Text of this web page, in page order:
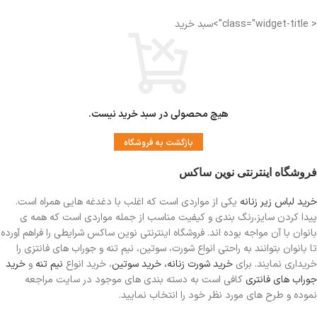
< class="widget-title">سبد خرید
هیچ محصولی در سبد خرید نیست.
بازگشت به فروشگاه
فروشگاه اینترنتی نوین ساکس
خرید لباس زیر زنانه یکی از مواردی است که اغلب با دغدغه هایی همراه است.
پیدا کردن سایز،رنگ بندی و کیفیت مناسب از جمله مواردی است که همه ی
بانوان با آن مواجه بوده اند. فروشگاه اینترنتی نوین ساکس شرایطی را فراهم آورده
تا بانوان بتوانند به راحتی انواع شورت، سوتین، نیم تنه و جوراب های فانتزی را
خریداری نمایند. برای خرید شورت زنانه، خرید سوتین، خرید انواع نیم تنه و خرید
جوراب های فانتری کافی است به دسته بندی های موجود در سایت مراجعه
نموده و طرح های مورد نظر خود را انتخاب نمایید.